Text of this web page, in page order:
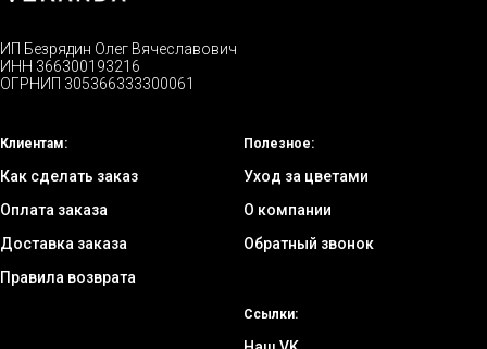
ИП Безрядин Олег Вячеславович
ИНН 366300193216
ОГРНИП 305366333300061
Клиентам:
Как сделать заказ
Оплата заказа
Доставка заказа
Правила возврата
Полезное:
Уход за цветами
О компании
Обратный звонок
Ссылки: